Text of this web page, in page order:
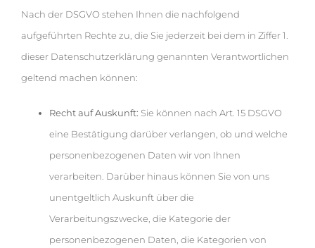
Nach der DSGVO stehen Ihnen die nachfolgend
aufgeführten Rechte zu, die Sie jederzeit bei dem in Ziffer 1.
dieser Datenschutzerklärung genannten Verantwortlichen
geltend machen können:
Recht auf Auskunft: Sie können nach Art. 15 DSGVO
eine Bestätigung darüber verlangen, ob und welche
personenbezogenen Daten wir von Ihnen
verarbeiten. Darüber hinaus können Sie von uns
unentgeltlich Auskunft über die
Verarbeitungszwecke, die Kategorie der
personenbezogenen Daten, die Kategorien von